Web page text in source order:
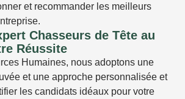
et recommander les meilleurs
Chasseurs de Tête au
Réussite
Humaines, nous adoptons une
et une approche personnalisée et
les candidats idéaux pour votre